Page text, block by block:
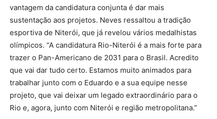
vantagem da candidatura conjunta é dar mais
sustentação aos projetos. Neves ressaltou a tradição
esportiva de Niterói, que já revelou vários medalhistas
olímpicos. “A candidatura Rio-Niterói é a mais forte para
trazer o Pan-Americano de 2031 para o Brasil. Acredito
que vai dar tudo certo. Estamos muito animados para
trabalhar junto com o Eduardo e a sua equipe nesse
projeto, que vai deixar um legado extraordinário para o
Rio e, agora, junto com Niterói e região metropolitana.”